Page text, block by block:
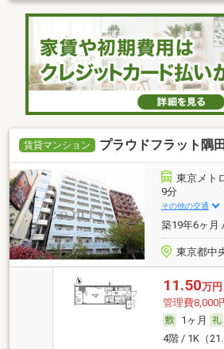
賃貸マンション プラウドフラット隅
東京メト
9分
その他の交通
築19年6ヶ月
東京都中
11.50万円
管理費8,000
1ヶ月
4階 / 1K（